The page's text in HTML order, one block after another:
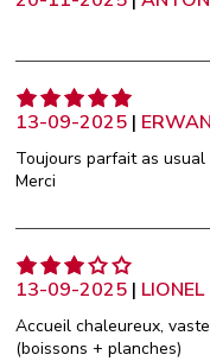
13-09-2025 | ERWAN
Toujours parfait as
Merci
13-09-2025 | LIONEL
Accueil chaleureux,
(boissons + planches)